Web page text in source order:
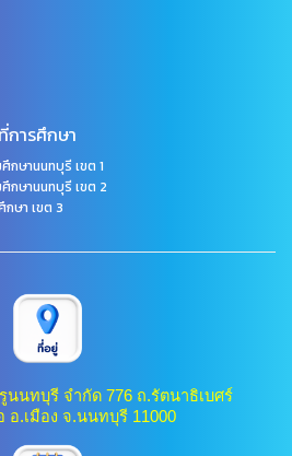
การศึกษา
กษานนทบุรี เขต 1
กษานนทบุรี เขต 2
ษา เขต 3
นทบุรี จำกัด 776 ถ.รัตนาธิเบศร์
อ.เมือง จ.นนทบุรี 11000